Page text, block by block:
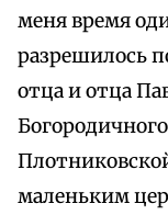
меня время
разрешилось
отца и отца
маленьким